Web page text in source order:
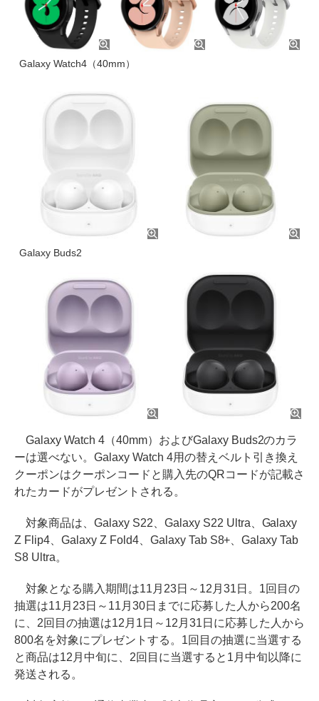
Galaxy Watch4（40mm）
Galaxy Buds2
Galaxy Watch 4（40mm）およびGalaxy Buds2のカラ
ーは選べない。Galaxy Watch 4用の替えベルト引き換え
クーポンはクーポンコードと購入先のQRコードが記載さ
れたカードがプレゼントされる。
対象商品は、Galaxy S22、Galaxy S22 Ultra、Galaxy
Z Flip4、Galaxy Z Fold4、Galaxy Tab S8+、Galaxy Tab
S8 Ultra。
対象となる購入期間は11月23日～12月31日。1回目の
抽選は11月23日～11月30日までに応募した人から200名
に、2回目の抽選は12月1日～12月31日に応募した人から
800名を対象にプレゼントする。1回目の抽選に当選する
と商品は12月中旬に、2回目に当選すると1月中旬以降に
発送される。